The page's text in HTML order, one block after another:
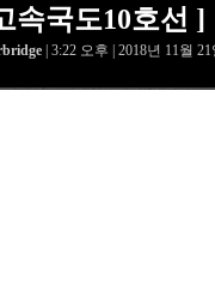
속국도10호선 ]
| 3:22 오후 | 2018년 11월 21